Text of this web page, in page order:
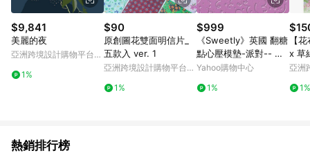
上，首次下載 Pinkoi APP 後，需透過 LINE 購物前往 Pinkoi 頁
面，方享導購資格。
$9,841
美麗的夜
亞洲跨境設計購物平台
1%
$90
原創圖花雙面明信片_
五款入 ver. 1
亞洲跨境設計購物平台
1%
$999
《Sweetly》英國 翻糖
點心壓模墊-派對-- 翻
糖器具 烘焙用品
Yahoo購物中心
1%
【
x 草
亞洲
1%
熱銷排行榜